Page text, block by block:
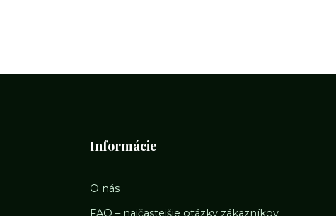
Informácie
O nás
FAQ – najčastejšie otázky zákazníkov